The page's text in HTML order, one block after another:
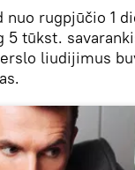
nuo rugpjūčio 1
5 tūkst.
liudijimus